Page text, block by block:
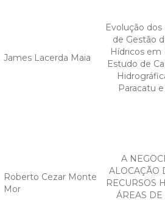
James Lacerda Maia
Evolução
de Gestão
Hídricos em
Estudo de
Paracatu
Roberto Cezar Monte
Mor
A
ALOCAÇÃO
RECURSOS
ÁREAS